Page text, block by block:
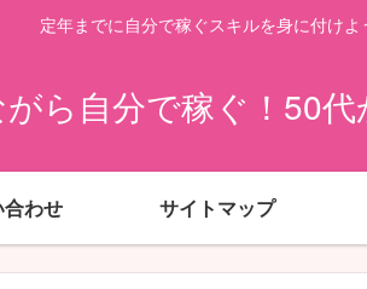
定年までに自分で稼ぐスキルを身に付けよ
ら自分で稼ぐ！50
わせ サイトマップ